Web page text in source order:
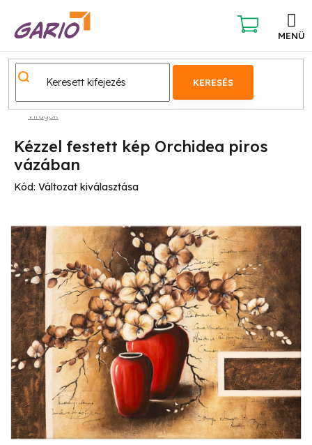
KERESÉS
KOSÁR
Virágok
Kézzel festett kép Orchidea piros
vázában
Kód: Változat kiválasztása